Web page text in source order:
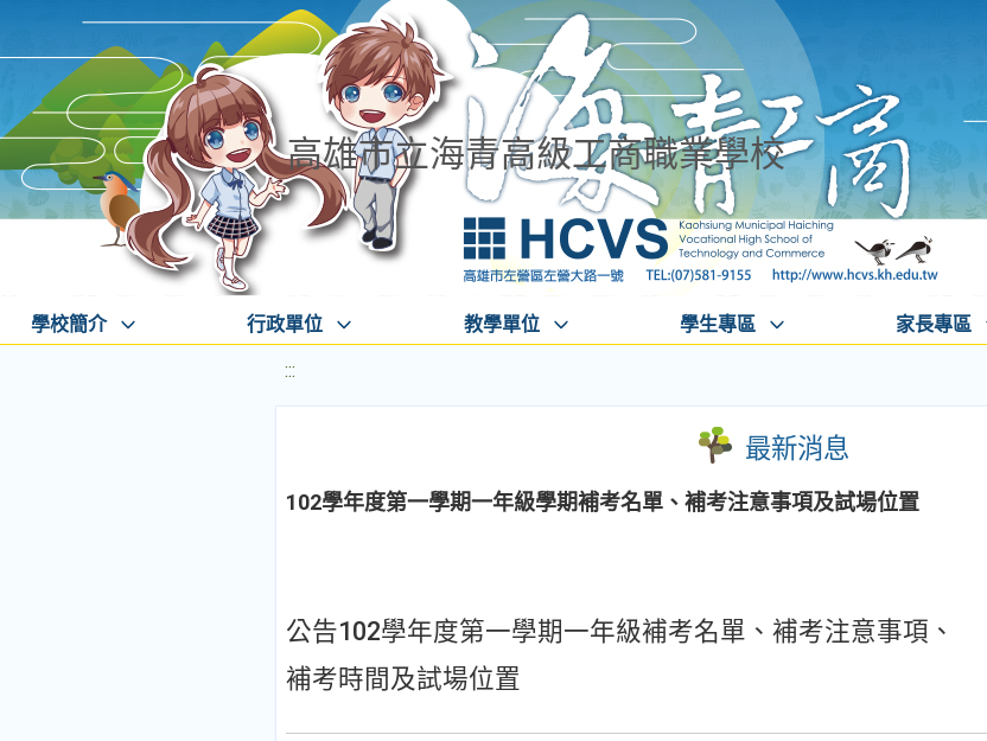
高雄市立海青高級工商職業學校
學校簡介 行政單位 教學單位 學生專區 家長專區
:::
最新消息
102學年度第一學期一年級學期補考名單、補考注意事項及試場位置
公告102學年度第一學期一年級補考名單、補考注意事項、
補考時間及試場位置